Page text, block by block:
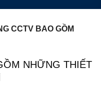
CCTV BAO GỒM
NHỮNG THIẾT